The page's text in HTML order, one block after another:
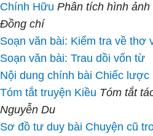
Chính Hữu Phân tích hình
Đồng chí
Soạn văn bài: Kiểm tra về thơ
Soạn văn bài: Trau dồi vốn từ
Nội dung chính bài Chiếc lược
Tóm tắt truyện Kiều Tóm tắt
Nguyễn Du
Sơ đồ tư duy bài Chuyện cũ